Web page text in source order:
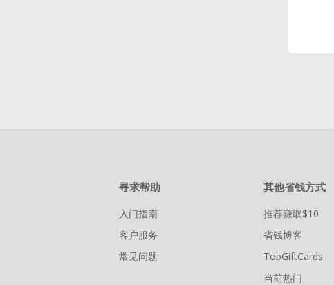
寻求帮助
入门指南
客户服务
常见问题
其他省钱方式
推荐赚取$10
省钱博客
TopGiftCards
当前热门